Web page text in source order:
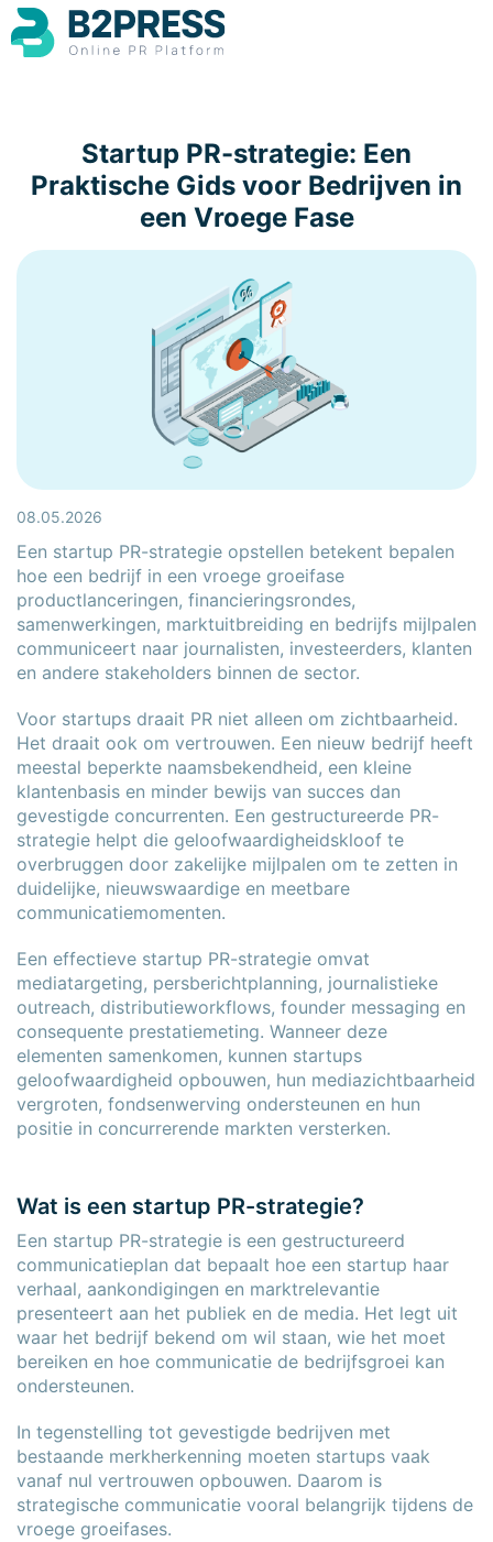
Startup PR-strategie: Een
Praktische Gids voor Bedrijven in
een Vroege Fase
08.05.2026
Een startup PR-strategie opstellen betekent bepalen
hoe een bedrijf in een vroege groeifase
productlanceringen, financieringsrondes,
samenwerkingen, marktuitbreiding en bedrijfs mijlpalen
communiceert naar journalisten, investeerders, klanten
en andere stakeholders binnen de sector.
Voor startups draait PR niet alleen om zichtbaarheid.
Het draait ook om vertrouwen. Een nieuw bedrijf heeft
meestal beperkte naamsbekendheid, een kleine
klantenbasis en minder bewijs van succes dan
gevestigde concurrenten. Een gestructureerde PR-
strategie helpt die geloofwaardigheidskloof te
overbruggen door zakelijke mijlpalen om te zetten in
duidelijke, nieuwswaardige en meetbare
communicatiemomenten.
Een effectieve startup PR-strategie omvat
mediatargeting, persberichtplanning, journalistieke
outreach, distributieworkflows, founder messaging en
consequente prestatiemeting. Wanneer deze
elementen samenkomen, kunnen startups
geloofwaardigheid opbouwen, hun mediazichtbaarheid
vergroten, fondsenwerving ondersteunen en hun
positie in concurrerende markten versterken.
Wat is een startup PR-strategie?
Een startup PR-strategie is een gestructureerd
communicatieplan dat bepaalt hoe een startup haar
verhaal, aankondigingen en marktrelevantie
presenteert aan het publiek en de media. Het legt uit
waar het bedrijf bekend om wil staan, wie het moet
bereiken en hoe communicatie de bedrijfsgroei kan
ondersteunen.
In tegenstelling tot gevestigde bedrijven met
bestaande merkherkenning moeten startups vaak
vanaf nul vertrouwen opbouwen. Daarom is
strategische communicatie vooral belangrijk tijdens de
vroege groeifases.